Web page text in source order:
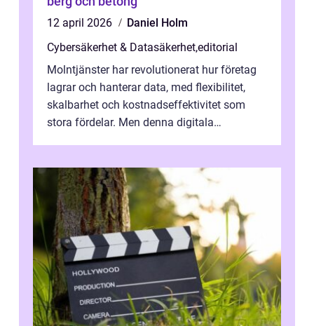
12 april 2026
Daniel Holm
Cybersäkerhet & Datasäkerhet,editorial
Molntjänster har revolutionerat hur företag
lagrar och hanterar data, med flexibilitet,
skalbarhet och kostnadseffektivitet som
stora fördelar. Men denna digitala